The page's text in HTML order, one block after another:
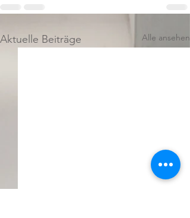
Aktuelle Beiträge Alle ansehen